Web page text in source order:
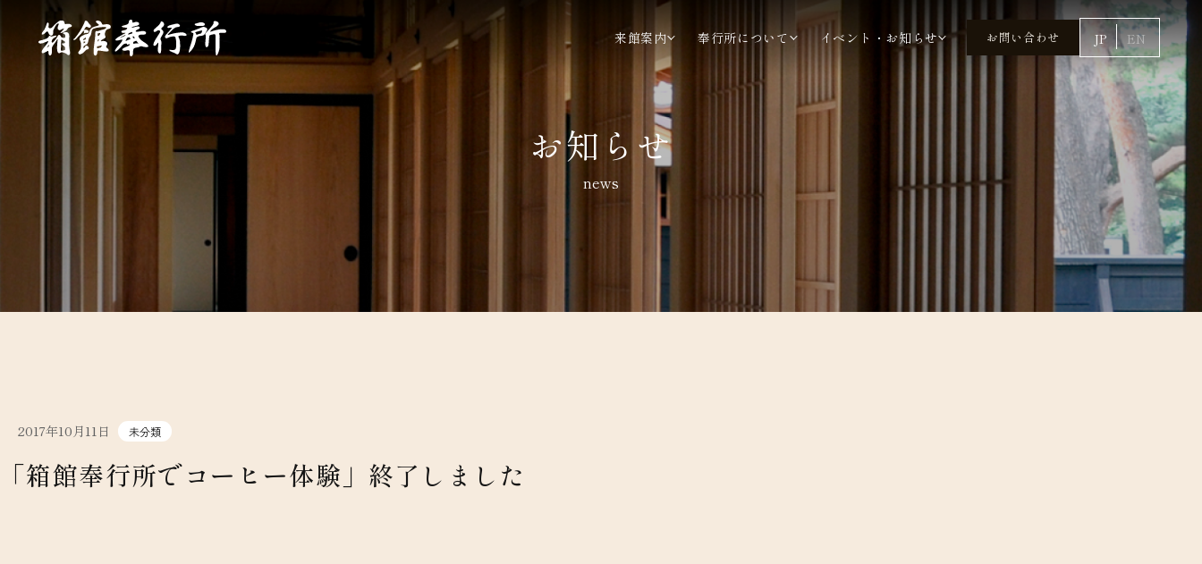
来館案内 奉行所について イベント・お知らせ お問い合わせ JP EN
お知らせ
news
2017年10月11日 未分類
「箱館奉行所でコーヒー体験」終了しました